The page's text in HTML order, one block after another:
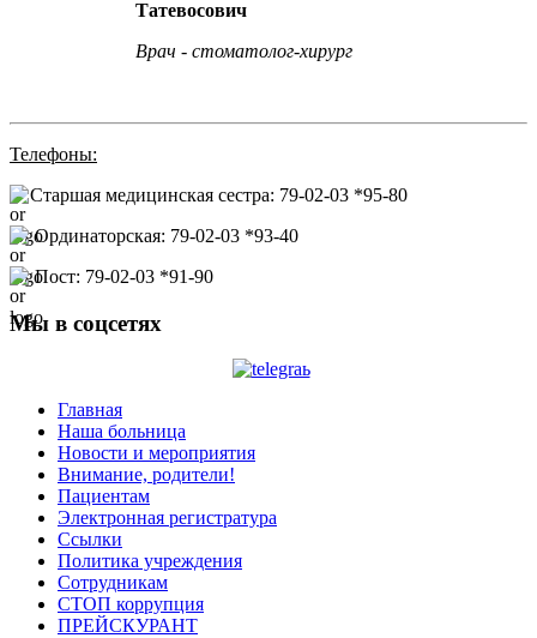
Татевосович
Врач - стоматолог-хирург
Телефоны:
Старшая медицинская сестра: 79-02-03 *95-80
Ординаторская: 79-02-03 *93-40
Пост: 79-02-03 *91-90
Мы в соцсетях
Главная
Наша больница
Новости и мероприятия
Внимание, родители!
Пациентам
Электронная регистратура
Ссылки
Политика учреждения
Сотрудникам
СТОП коррупция
ПРЕЙСКУРАНТ